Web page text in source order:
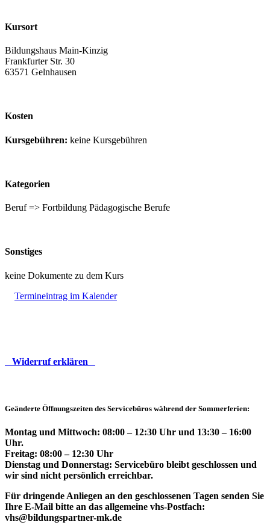
Kursort
Bildungshaus Main-Kinzig
Frankfurter Str. 30
63571 Gelnhausen
Kosten
Kursgebühren: keine Kursgebühren
Kategorien
Beruf => Fortbildung Pädagogische Berufe
Sonstiges
keine Dokumente zu dem Kurs
Termineintrag im Kalender
Widerruf erklären
Geänderte Öffnungszeiten des Servicebüros während der Sommerferien:
Montag und Mittwoch: 08:00 – 12:30 Uhr und 13:30 – 16:00
Uhr.
Freitag: 08:00 – 12:30 Uhr
Dienstag und Donnerstag: Servicebüro bleibt geschlossen und
wir sind nicht persönlich erreichbar.
Für dringende Anliegen an den geschlossenen Tagen senden Sie
Ihre E-Mail bitte an das allgemeine vhs-Postfach:
vhs@bildungspartner-mk.de